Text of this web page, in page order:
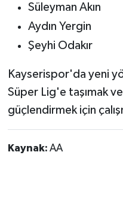
Süleyman Akın
Aydın Yergin
Şeyhi Odakır
Kayserispor'da yeni
Süper Lig'e taşımak ve
güçlendirmek için
Kaynak: AA